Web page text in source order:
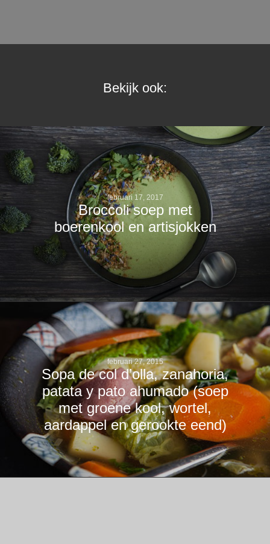
Bekijk ook:
februari 17, 2017
Broccoli soep met
boerenkool en artisjokken
februari 27, 2015
Sopa de col d’olla, zanahoria,
patata y pato ahumado (soep
met groene kool, wortel,
aardappel en gerookte eend)